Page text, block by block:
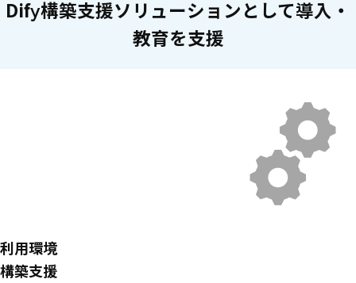
Dify構築支援ソリューションとして導入・
教育を支援
利用環境
構築支援